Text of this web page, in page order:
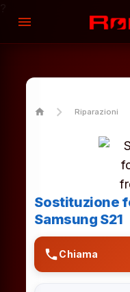
menu
home Riparazioni
Sostituzione
Samsung S21
phoneChiama